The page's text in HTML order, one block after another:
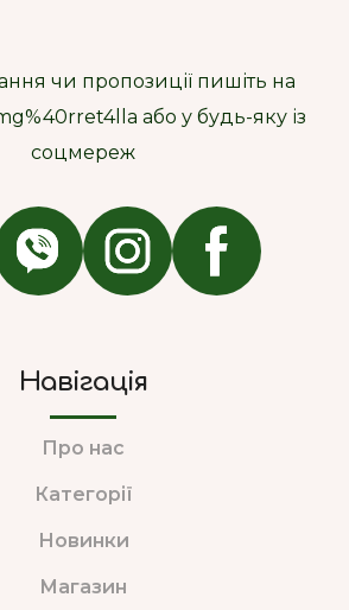
чи пропозиції пишіть на
або у будь-яку із
соцмереж
Навігація
Про нас
Категорії
Новинки
Магазин